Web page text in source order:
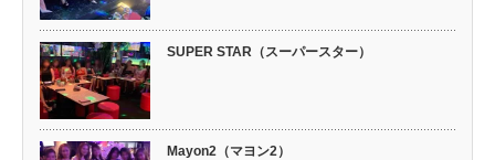
SUPER STAR（スーパースター）
Mayon2（マヨン2）